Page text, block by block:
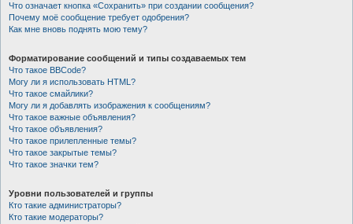
Что означает кнопка «Сохранить» при создании сообщения?
Почему моё сообщение требует одобрения?
Как мне вновь поднять мою тему?
Форматирование сообщений и типы создаваемых тем
Что такое BBCode?
Могу ли я использовать HTML?
Что такое смайлики?
Могу ли я добавлять изображения к сообщениям?
Что такое важные объявления?
Что такое объявления?
Что такое прилепленные темы?
Что такое закрытые темы?
Что такое значки тем?
Уровни пользователей и группы
Кто такие администраторы?
Кто такие модераторы?